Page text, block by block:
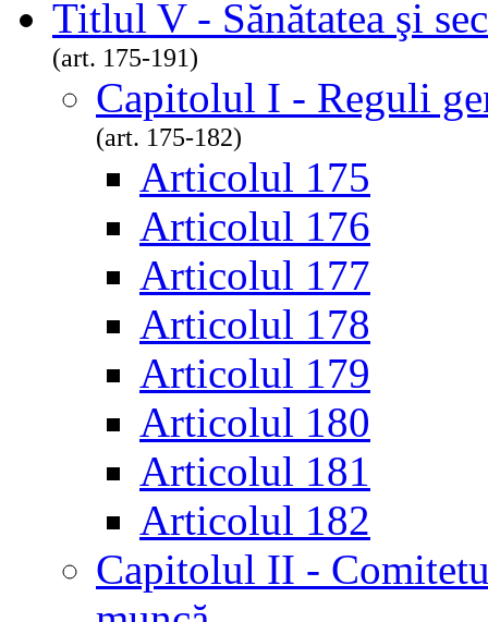
Titlul V - Sănătatea şi
(art. 175-191)
Capitolul I - Reguli
(art. 175-182)
Articolul 175
Articolul 176
Articolul 177
Articolul 178
Articolul 179
Articolul 180
Articolul 181
Articolul 182
Capitolul II -